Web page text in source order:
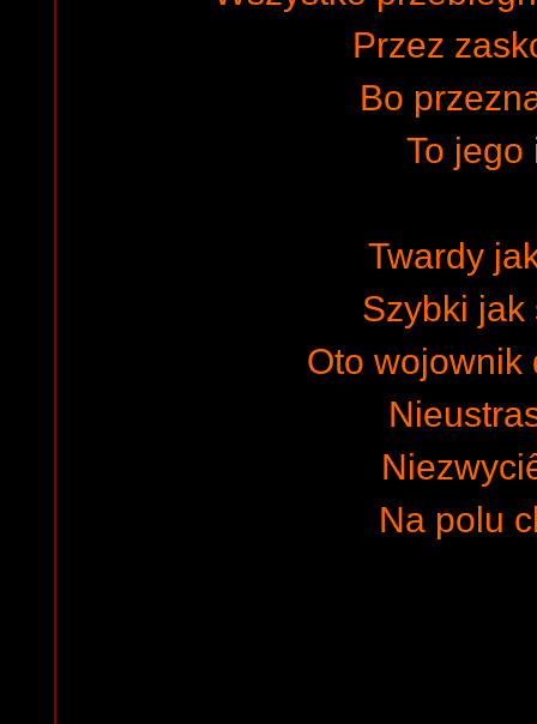
Przez
Bo
To jego
Twardy
Szybki jak
Oto wojownik
Na polu